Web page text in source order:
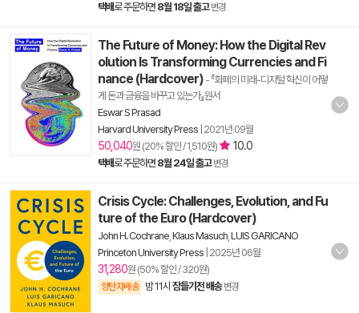
택배로 주문하면 8월 18일 출고 변경
The Future of Money: How the Digital Rev
olution Is Transforming Currencies and Fi
nance (Hardcover) - 『화폐의 미래-디지털 혁신이 어떻
게 돈과 금융을 바꾸고 있는가』원서
Eswar S Prasad
Harvard University Press 2021년 09월
50,040원 (20% 할인 / 1,510원) 10.0
택배로 주문하면 8월 24일 출고 변경
Crisis Cycle: Challenges, Evolution, and Fu
ture of the Euro (Hardcover)
John H. Cochrane Klaus Masuch LUIS GARICANO
Princeton University Press 2025년 06월
31,280원 (50% 할인 / 320원)
양탄자배송 밤 11시 잠들기전 배송 변경